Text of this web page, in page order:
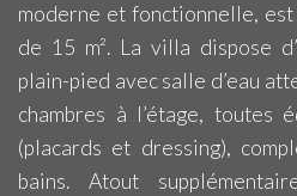
moderne et fonctionnelle,
de 15 m². La villa dispose
plain-pied avec salle d’eau
chambres à l’étage, toutes
(placards et dressing),
bains. Atout